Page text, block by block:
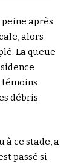
après
alors
La queue
témoins
débris
à ce stade, a
passé si